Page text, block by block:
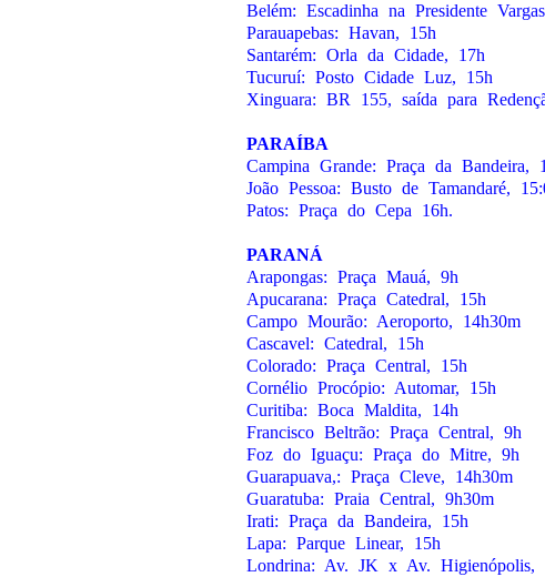
Belém: Escadinha na Presidente
Parauapebas: Havan, 15h
Santarém: Orla da Cidade, 17h
Tucuruí: Posto Cidade Luz, 15h
Xinguara: BR 155, saída para
PARAÍBA
Campina Grande: Praça da Bandeira,
João Pessoa: Busto de Tamandaré,
Patos: Praça do Cepa 16h.
PARANÁ
Arapongas: Praça Mauá, 9h
Apucarana: Praça Catedral, 15h
Campo Mourão: Aeroporto, 14h30m
Cascavel: Catedral, 15h
Colorado: Praça Central, 15h
Cornélio Procópio: Automar, 15h
Curitiba: Boca Maldita, 14h
Francisco Beltrão: Praça Central, 9h
Foz do Iguaçu: Praça do Mitre, 9h
Guarapuava,: Praça Cleve, 14h30m
Guaratuba: Praia Central, 9h30m
Irati: Praça da Bandeira, 15h
Lapa: Parque Linear, 15h
Londrina: Av. JK x Av. Higienópolis,